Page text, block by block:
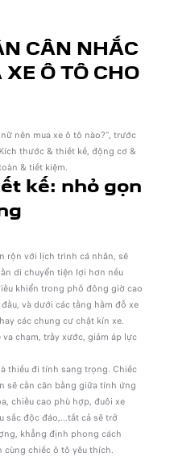
CÂN NHẮC
Ô TÔ CHO
nên mua xe ô tô nào?”, trước
thước & thiết kế, động cơ &
& tiết kiệm.
kế: nhỏ gọn
rộn với lịch trình cá nhân, sẽ
di chuyển tiện lợi hơn nếu
khiển trong phố đông giờ cao
và dưới các tầng hầm đỗ xe
các chung cư chật kín xe.
chạm, trầy xước, giảm áp lực
thiếu đi tính sang trọng. Chiếc
sẽ cần cân bằng giữa tính ứng
chiều cao phù hợp, đuôi xe
sắc độc đáo,...tất cả sẽ trở
khẳng định phong cách
chiếc ô tô yêu thích.